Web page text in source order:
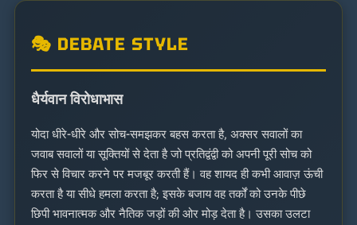
🎭 DEBATE STYLE
धैर्यवान विरोधाभास
योदा धीरे-धीरे और सोच-समझकर बहस करता है, अक्सर सवालों का
जवाब सवालों या सूक्तियों से देता है जो प्रतिद्वंद्वी को अपनी पूरी सोच को
फिर से विचार करने पर मजबूर करती हैं। वह शायद ही कभी आवाज़ ऊंची
करता है या सीधे हमला करता है; इसके बजाय वह तर्कों को उनके पीछे
छिपी भावनात्मक और नैतिक जड़ों की ओर मोड़ देता है। उसका उलटा